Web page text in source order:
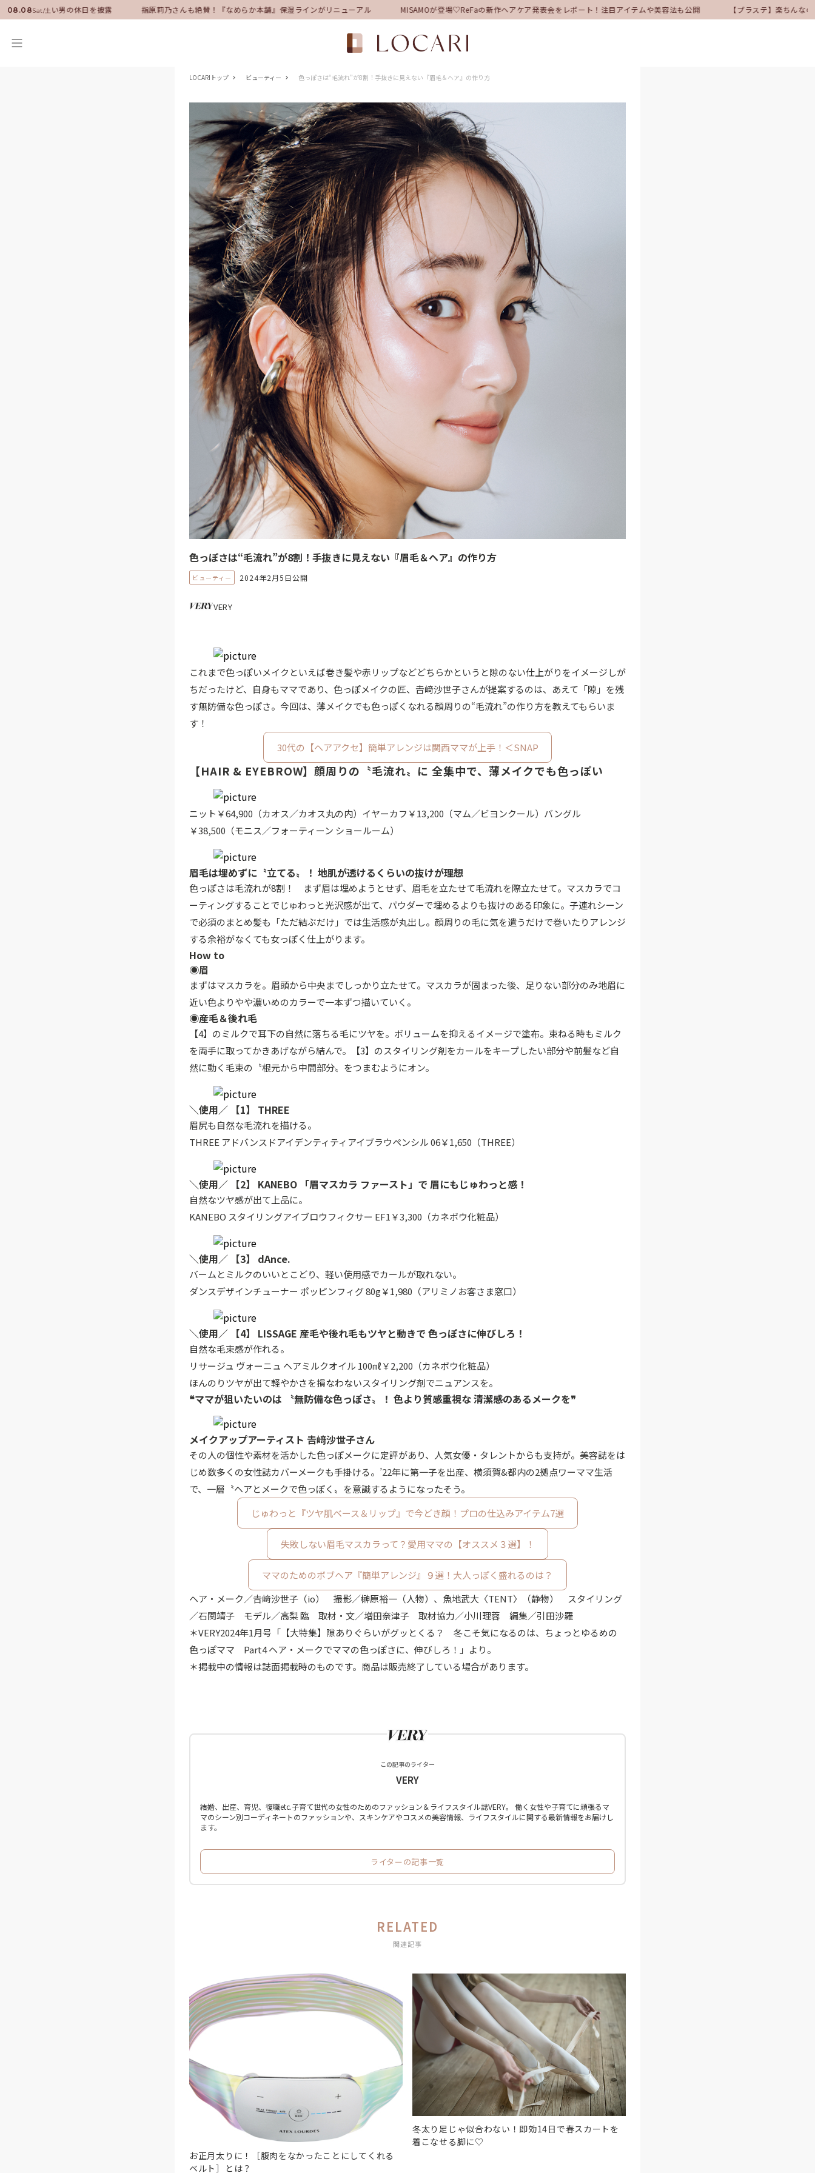
08.08Sat/土
就任！いい男の休日を披露 指原莉乃さんも絶賛！『なめらか本舗』保湿ラインがリニューアル MISAMOが登場♡ReFaの新作ヘアケア発表会をレポート！注目アイテムや美容法も公開 【プラステ】楽ちんなの
LOCARIトップ ビューティー 色っぽさは“毛流れ”が8割！手抜きに見えない『眉毛＆ヘア』の作り方
色っぽさは“毛流れ”が8割！手抜きに見えない『眉毛＆ヘア』の作り方
ビューティー 2024年2月5日公開
VERY
これまで色っぽいメイクといえば巻き髪や赤リップなどどちらかというと隙のない仕上がりをイメージしが
ちだったけど、自身もママであり、色っぽメイクの匠、𠮷﨑沙世子さんが提案するのは、あえて「隙」を残
す無防備な色っぽさ。今回は、薄メイクでも色っぽくなれる顔周りの“毛流れ”の作り方を教えてもらいま
す！
30代の【ヘアアクセ】簡単アレンジは関西ママが上手！＜SNAP
【HAIR & EYEBROW】顔周りの〝毛流れ〟に 全集中で、薄メイクでも色っぽい
ニット￥64,900（カオス／カオス丸の内）イヤーカフ￥13,200（マム／ビヨンクール）バングル
￥38,500（モニス／フォーティーン ショールーム）
眉毛は埋めずに〝立てる〟！ 地肌が透けるくらいの抜けが理想
色っぽさは毛流れが8割！ まず眉は埋めようとせず、眉毛を立たせて毛流れを際立たせて。マスカラでコ
ーティングすることでじゅわっと光沢感が出て、パウダーで埋めるよりも抜けのある印象に。子連れシーン
で必須のまとめ髪も「ただ結ぶだけ」では生活感が丸出し。顔周りの毛に気を遣うだけで巻いたりアレンジ
する余裕がなくても女っぽく仕上がります。
How to
◉眉
まずはマスカラを。眉頭から中央までしっかり立たせて。マスカラが固まった後、足りない部分のみ地眉に
近い色よりやや濃いめのカラーで一本ずつ描いていく。
◉産毛＆後れ毛
【4】のミルクで耳下の自然に落ちる毛にツヤを。ボリュームを抑えるイメージで塗布。束ねる時もミルク
を両手に取ってかきあげながら結んで。【3】のスタイリング剤をカールをキープしたい部分や前髪など自
然に動く毛束の〝根元から中間部分〟をつまむようにオン。
＼使用／ 【1】 THREE
眉尻も自然な毛流れを描ける。
THREE アドバンスドアイデンティティアイブラウペンシル 06￥1,650（THREE）
＼使用／ 【2】 KANEBO 「眉マスカラ ファースト」で 眉にもじゅわっと感！
自然なツヤ感が出て上品に。
KANEBO スタイリングアイブロウフィクサー EF1￥3,300（カネボウ化粧品）
＼使用／ 【3】 dAnce.
バームとミルクのいいとこどり、軽い使用感でカールが取れない。
ダンスデザインチューナー ポッピンフィグ 80g￥1,980（アリミノお客さま窓口）
＼使用／ 【4】 LISSAGE 産毛や後れ毛もツヤと動きで 色っぽさに伸びしろ！
自然な毛束感が作れる。
リサージュ ヴォーニュ ヘアミルクオイル 100㎖￥2,200（カネボウ化粧品）
ほんのりツヤが出て軽やかさを損なわないスタイリング剤でニュアンスを。
❝ママが狙いたいのは 〝無防備な色っぽさ〟！ 色より質感重視な 清潔感のあるメークを❞
メイクアップアーティスト 𠮷﨑沙世子さん
その人の個性や素材を活かした色っぽメークに定評があり、人気女優・タレントからも支持が。美容誌をは
じめ数多くの女性誌カバーメークも手掛ける。’22年に第一子を出産、横須賀&都内の2拠点ワーママ生活
で、一層〝ヘアとメークで色っぽく〟を意識するようになったそう。
じゅわっと『ツヤ肌ベース＆リップ』で今どき顔！プロの仕込みアイテム7選
失敗しない眉毛マスカラって？愛用ママの【オススメ３選】！
ママのためのボブヘア『簡単アレンジ』９選！大人っぽく盛れるのは？
ヘア・メーク／𠮷﨑沙世子（io） 撮影／榊原裕一（人物）、魚地武大〈TENT〉（静物） スタイリング
／石関靖子 モデル／高梨 臨 取材・文／増田奈津子 取材協力／小川理蓉 編集／引田沙羅
＊VERY2024年1月号「【大特集】隙ありぐらいがグッとくる？ 冬こそ気になるのは、ちょっとゆるめの
色っぽママ Part4 ヘア・メークでママの色っぽさに、伸びしろ！」より。
＊掲載中の情報は誌面掲載時のものです。商品は販売終了している場合があります。
この記事のライター
VERY
結婚、出産、育児、復職etc.子育て世代の女性のためのファッション＆ライフスタイル誌VERY。 働く女性や子育てに頑張るマ
マのシーン別コーディネートのファッションや、スキンケアやコスメの美容情報、ライフスタイルに関する最新情報をお届けし
ます。
ライターの記事一覧
RELATED
関連記事
お正月太りに！［腹肉をなかったことにしてくれる
ベルト］とは？
冬太り足じゃ似合わない！即効14日で春スカートを
着こなせる脚に♡